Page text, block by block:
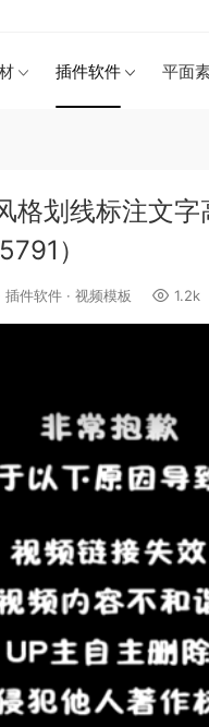
插件软件 平面
格划线标注文
）
插件软件 · 视频模板 1.2k